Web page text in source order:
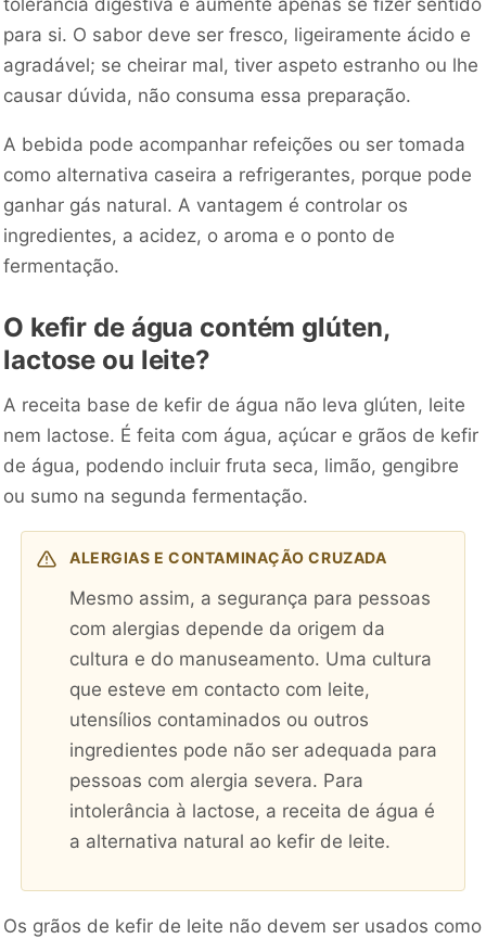
tolerância digestiva e aumente apenas se fizer sentido
para si. O sabor deve ser fresco, ligeiramente ácido e
agradável; se cheirar mal, tiver aspeto estranho ou lhe
causar dúvida, não consuma essa preparação.
A bebida pode acompanhar refeições ou ser tomada
como alternativa caseira a refrigerantes, porque pode
ganhar gás natural. A vantagem é controlar os
ingredientes, a acidez, o aroma e o ponto de
fermentação.
O kefir de água contém glúten,
lactose ou leite?
A receita base de kefir de água não leva glúten, leite
nem lactose. É feita com água, açúcar e grãos de kefir
de água, podendo incluir fruta seca, limão, gengibre
ou sumo na segunda fermentação.
ALERGIAS E CONTAMINAÇÃO CRUZADA
Mesmo assim, a segurança para pessoas
com alergias depende da origem da
cultura e do manuseamento. Uma cultura
que esteve em contacto com leite,
utensílios contaminados ou outros
ingredientes pode não ser adequada para
pessoas com alergia severa. Para
intolerância à lactose, a receita de água é
a alternativa natural ao kefir de leite.
Os grãos de kefir de leite não devem ser usados como